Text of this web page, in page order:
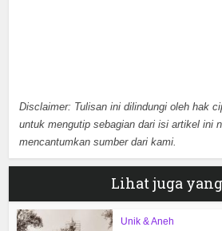
Disclaimer: Tulisan ini dilindungi oleh hak
untuk mengutip sebagian dari isi artikel ini
mencantumkan sumber dari kami.
Lihat juga
Unik & Aneh